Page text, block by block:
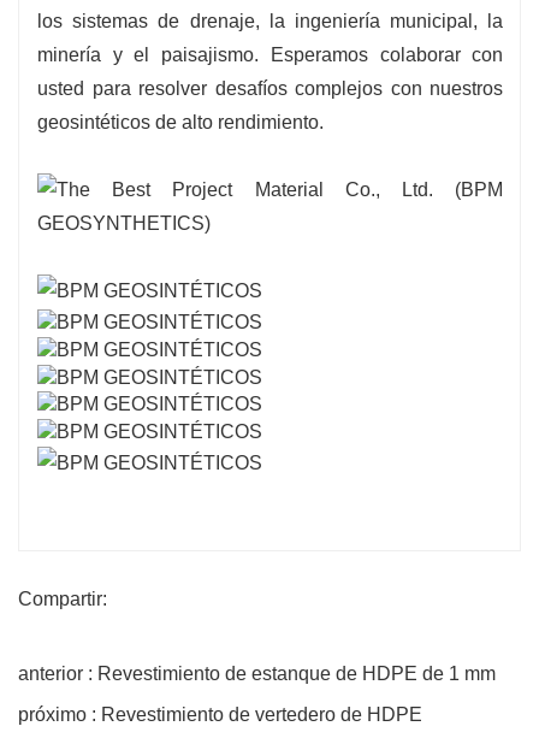
los sistemas de drenaje, la ingeniería municipal, la
minería y el paisajismo. Esperamos colaborar con
usted para resolver desafíos complejos con nuestros
geosintéticos de alto rendimiento.
Compartir:
anterior : Revestimiento de estanque de HDPE de 1 mm
próximo : Revestimiento de vertedero de HDPE